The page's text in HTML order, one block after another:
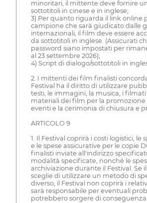
minoritari, il mittente deve fornire
sottotitoli in cinese e in inglese;
3) Per quanto riguarda il link online
campione che sarà giudicato dalle
internazionali, il film deve essere
da sottotitoli in inglese. (Assicurati
password siano impostati per
al 23 settembre 2026);
4) Script di dialogo/sottotitoli in
2. I mittenti dei film finalisti
Festival ha il diritto di utilizzare
testi, le immagini, la musica, i filmati
materiali dei film per la promozione
eventi e la cerimonia di chiusura e
ARTICOLO 9
1. Il Festival coprirà i costi logistici, le
e le spese assicurative per le copie
finalisti inviate all'indirizzo
modalità specificate, nonché le
archiviazione durante il Festival. Se
sceglie di utilizzare un metodo di
diverso, il Festival non coprirà i
sarà responsabile per eventuali
potrebbero sorgere di conseguenza.